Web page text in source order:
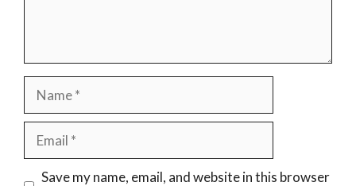
Website
Save my name, email, and website in this browser